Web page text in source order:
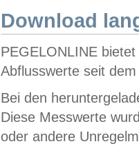
Download
PEGELONLINE
Abflusswerte seit
Bei den
Diese Messwerte
oder andere